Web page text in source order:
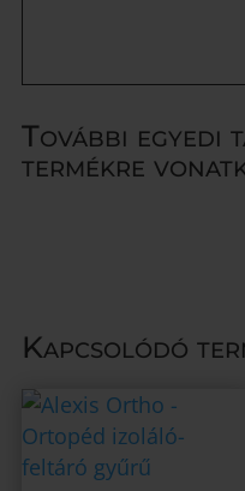
További egyedi
termékre
Kapcsolódó